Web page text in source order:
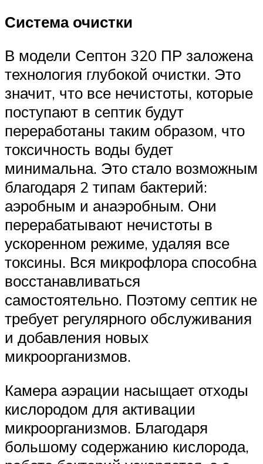
Система очистки
В модели Септон 320 ПР заложена
технология глубокой очистки. Это
значит, что все нечистоты, которые
поступают в септик будут
переработаны таким образом, что
токсичность воды будет
минимальна. Это стало возможным
благодаря 2 типам бактерий:
аэробным и анаэробным. Они
перерабатывают нечистоты в
ускоренном режиме, удаляя все
токсины. Вся микрофлора способна
восстанавливаться
самостоятельно. Поэтому септик не
требует регулярного обслуживания
и добавления новых
микроорганизмов.
Камера аэрации насыщает отходы
кислородом для активации
микроорганизмов. Благодаря
большому содержанию кислорода,